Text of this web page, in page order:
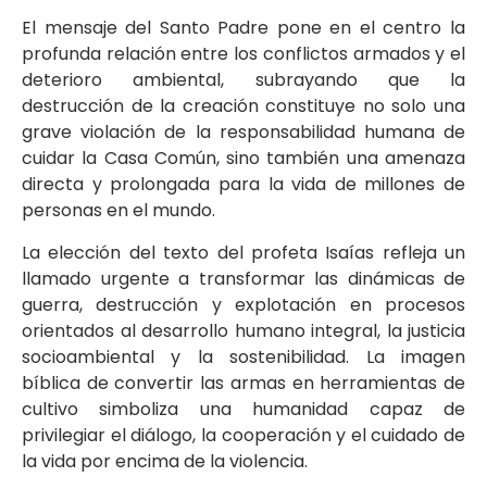
El mensaje del Santo Padre pone en el centro la
profunda relación entre los conflictos armados y el
deterioro ambiental, subrayando que la
destrucción de la creación constituye no solo una
grave violación de la responsabilidad humana de
cuidar la Casa Común, sino también una amenaza
directa y prolongada para la vida de millones de
personas en el mundo.
La elección del texto del profeta Isaías refleja un
llamado urgente a transformar las dinámicas de
guerra, destrucción y explotación en procesos
orientados al desarrollo humano integral, la justicia
socioambiental y la sostenibilidad. La imagen
bíblica de convertir las armas en herramientas de
cultivo simboliza una humanidad capaz de
privilegiar el diálogo, la cooperación y el cuidado de
la vida por encima de la violencia.